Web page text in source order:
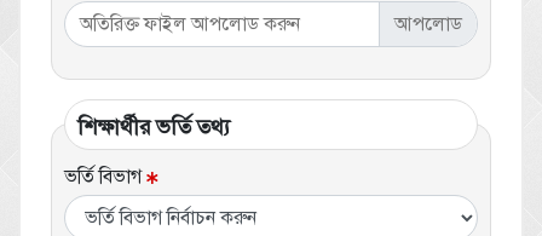
অতিরিক্ত ফাইল আপলোড করুন
শিক্ষার্থীর ভর্তি তথ্য
ভর্তি বিভাগ